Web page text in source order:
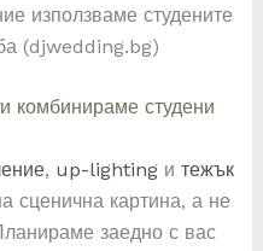
използваме студените
(djwedding.bg)
комбинираме студени
, up-lightingи тежък
сценична картина, а не
заедно с вас